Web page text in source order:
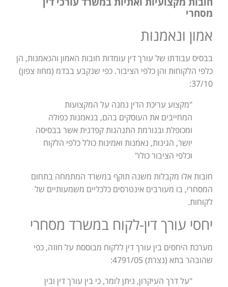
מסחרי
אמון ונאמנות
בבסיס עבודתו של עורך דין עומדות חובות האמון והנאמנות, הן
כלפי הלקוחות והן כלפי הציבור. כפי שנקבע בבדמ (מחוז צפון)
37/10:
"מקצוע עריכת הדין נמנה על המקצועות
המחייבים את העוסקים בהם, בנאמנות כפולה
ומכופלת ובנורמת התנהגות קפדנית אשר בבסיסה
יושר, הגינות, נאמנות ואמינות כולל כלפי הלקוח
וכלפי הציבור כולו"
חובות אלו מקבלות משנה תוקף במשרד המתמחה בתחום
המסחרי, בו מעורבים אינטרסים כלכליים משמעותיים של
לקוחות.
יחסי עורך דין-לקוח במשרד מסחרי
מערכת היחסים בין עורך דין ללקוח מבוססת על חוזה, כפי
שהובהר בתא (נצרת) 4791/05:
"על דרך העיקרון, ניתן לומר, כי בין עורך דין ובין